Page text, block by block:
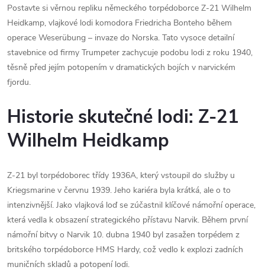
Postavte si věrnou repliku německého torpédoborce Z-21 Wilhelm
Heidkamp, vlajkové lodi komodora Friedricha Bonteho během
operace Weserübung – invaze do Norska. Tato vysoce detailní
stavebnice od firmy Trumpeter zachycuje podobu lodi z roku 1940,
těsně před jejím potopením v dramatických bojích v narvickém
fjordu.
Historie skutečné lodi: Z-21
Wilhelm Heidkamp
Z-21 byl torpédoborec třídy 1936A, který vstoupil do služby u
Kriegsmarine v červnu 1939. Jeho kariéra byla krátká, ale o to
intenzivnější. Jako vlajková loď se zúčastnil klíčové námořní operace,
která vedla k obsazení strategického přístavu Narvik. Během první
námořní bitvy o Narvik 10. dubna 1940 byl zasažen torpédem z
britského torpédoborce HMS Hardy, což vedlo k explozi zadních
muničních skladů a potopení lodi.